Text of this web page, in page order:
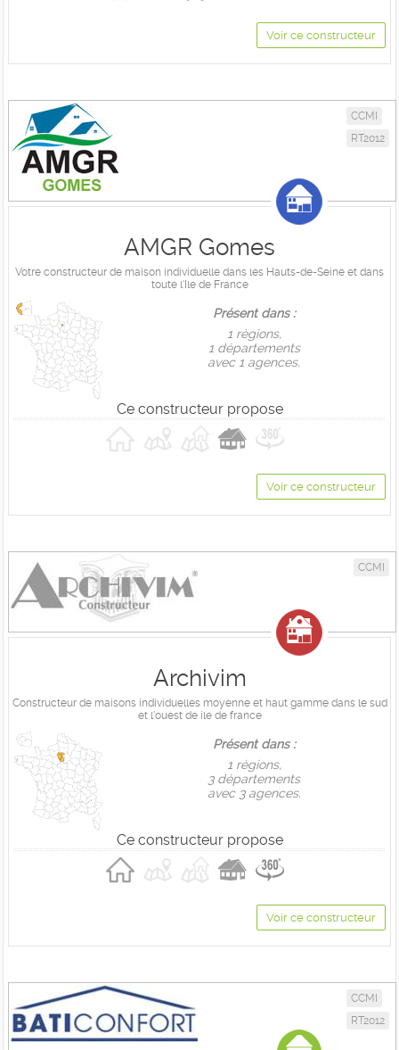
Voir ce constructeur
CCMI
RT2012
AMGR Gomes
Votre constructeur de maison individuelle dans les Hauts-de-Seine et dans
toute l'Ile de France
Présent dans :
1 règions,
1 départements
avec 1 agences.
Ce constructeur propose
Voir ce constructeur
CCMI
Archivim
Constructeur de maisons individuelles moyenne et haut gamme dans le sud
et l'ouest de ile de france
Présent dans :
1 règions,
3 départements
avec 3 agences.
Ce constructeur propose
Voir ce constructeur
CCMI
RT2012